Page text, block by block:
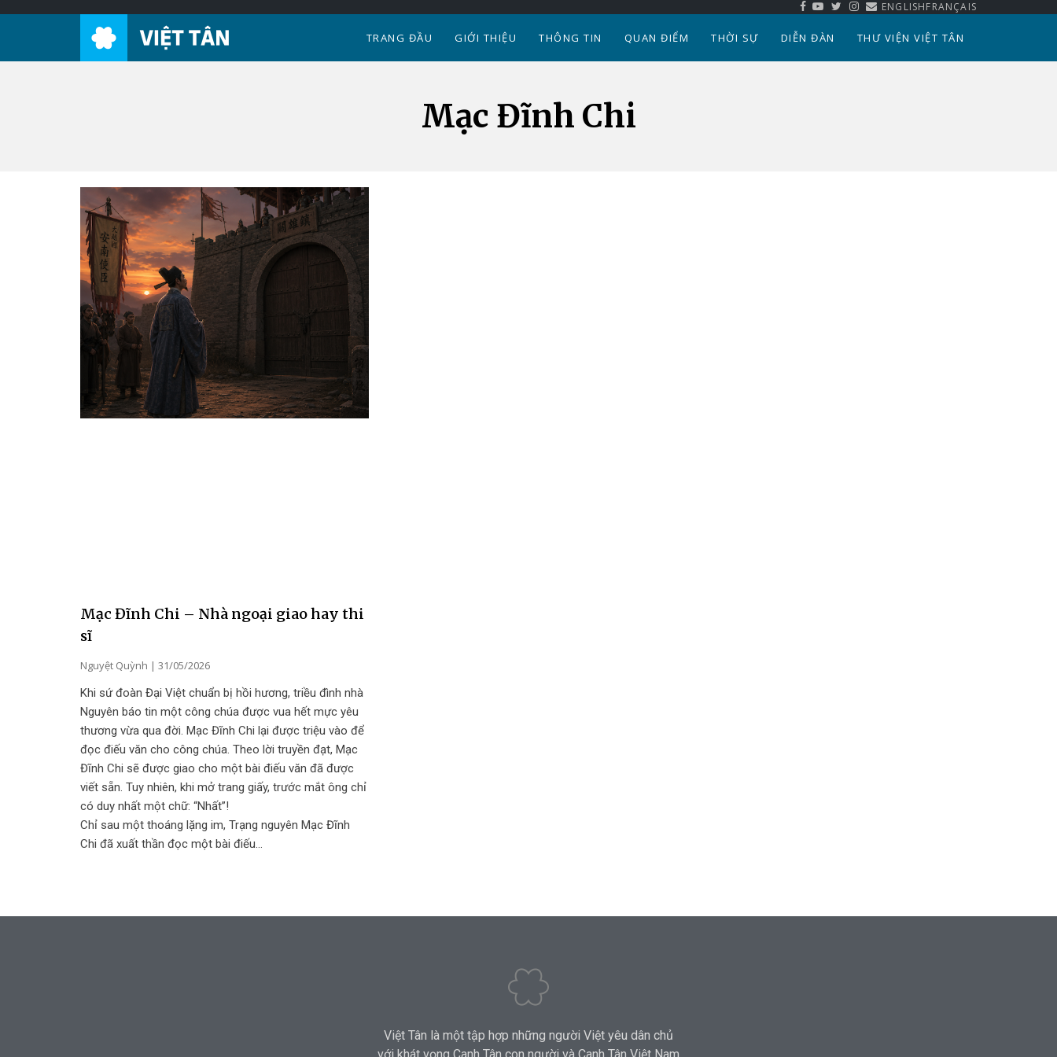
ENGLISHFRANÇAIS
TRANG ĐẦU GIỚI THIỆU THÔNG TIN QUAN ĐIỂM THỜI SỰ DIỄN ĐÀN THƯ VIỆN VIỆT TÂN
Mạc Đĩnh Chi
Mạc Đĩnh Chi – Nhà ngoại giao hay thi
sĩ
Nguyệt Quỳnh
31/05/2026
Khi sứ đoàn Đại Việt chuẩn bị hồi hương, triều đình nhà
Nguyên báo tin một công chúa được vua hết mực yêu
thương vừa qua đời. Mạc Đĩnh Chi lại được triệu vào để
đọc điếu văn cho công chúa. Theo lời truyền đạt, Mạc
Đĩnh Chi sẽ được giao cho một bài điếu văn đã được
viết sẵn. Tuy nhiên, khi mở trang giấy, trước mắt ông chỉ
có duy nhất một chữ: “Nhất”!
Chỉ sau một thoáng lặng im, Trạng nguyên Mạc Đĩnh
Chi đã xuất thần đọc một bài điếu…
Việt Tân là một tập hợp những người Việt yêu dân chủ
với khát vọng Canh Tân con người và Canh Tân Việt Nam